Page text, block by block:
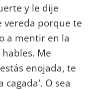
y le dije
vereda porque te
a mentir en la
Me
enojada, te
O sea